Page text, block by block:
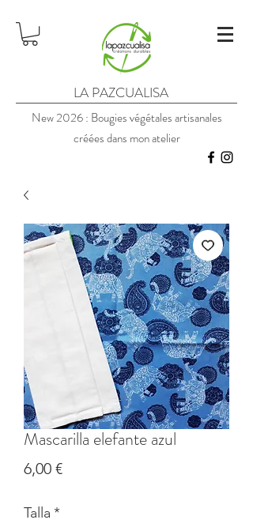
LA PAZCUALISA
New 2026 : Bougies végétales artisanales
créées dans mon atelier
Mascarilla elefante azul
6,00 €Precio
Talla *